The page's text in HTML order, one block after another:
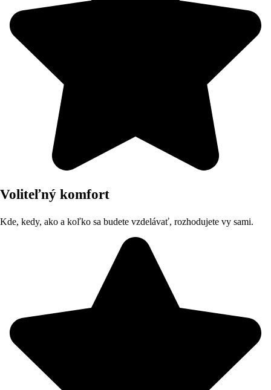
Voliteľný komfort
Kde, kedy, ako a koľko sa budete vzdelávať, rozhodujete vy sami.